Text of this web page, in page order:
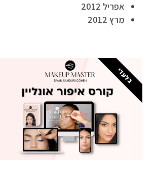
אפריל 2012
מרץ 2012
בלעדי